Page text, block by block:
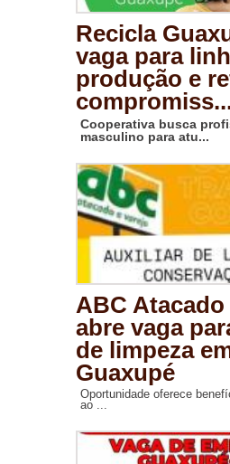
Recicla
vaga para
produção e
Cooperativa busca
masculino para atu...
ABC Atacado
abre vaga
de limpeza
Guaxupé
Oportunidade oferece
ao ...